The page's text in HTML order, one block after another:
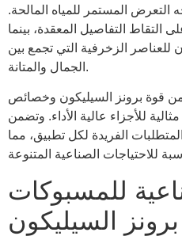
التعرض المستمر للمياه المالحة.
التقاط التفاصيل المعقدة، بينما
للعناصر الزخرفية التي تجمع بين
الجمال والمتانة.
قوة برونز السيليكون وخصائص
للأجزاء عالية الأداء. وتضمن
الفريدة لكل تطبيق، مما
للمسبوكات
السيليكون